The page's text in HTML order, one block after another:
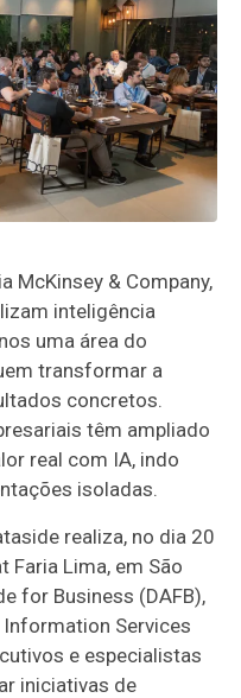
McKinsey & Company,
inteligência
uma área do
transformar a
concretos.
têm ampliado
real com IA, indo
isoladas.
realiza, no dia 20
Faria Lima, em São
for Business (DAFB),
Services
e especialistas
iniciativas de